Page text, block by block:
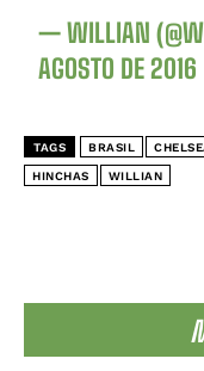
— WILLIAN
AGOSTO DE 2016
TAGS BRASIL
HINCHAS WILLIAN